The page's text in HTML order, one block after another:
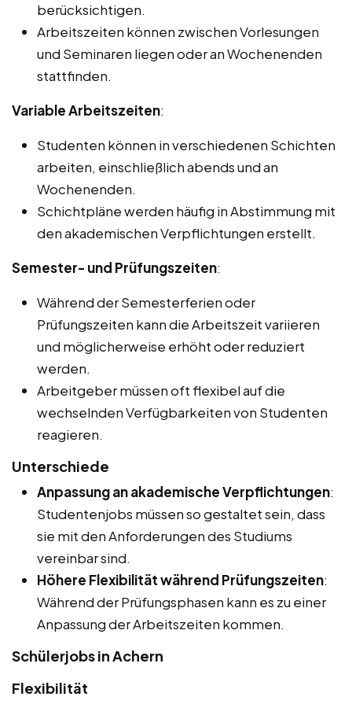
berücksichtigen.
Arbeitszeiten können zwischen Vorlesungen
und Seminaren liegen oder an Wochenenden
stattfinden.
Variable Arbeitszeiten:
Studenten können in verschiedenen Schichten
arbeiten, einschließlich abends und an
Wochenenden.
Schichtpläne werden häufig in Abstimmung mit
den akademischen Verpflichtungen erstellt.
Semester- und Prüfungszeiten:
Während der Semesterferien oder
Prüfungszeiten kann die Arbeitszeit variieren
und möglicherweise erhöht oder reduziert
werden.
Arbeitgeber müssen oft flexibel auf die
wechselnden Verfügbarkeiten von Studenten
reagieren.
Unterschiede
Anpassung an akademische Verpflichtungen:
Studentenjobs müssen so gestaltet sein, dass
sie mit den Anforderungen des Studiums
vereinbar sind.
Höhere Flexibilität während Prüfungszeiten:
Während der Prüfungsphasen kann es zu einer
Anpassung der Arbeitszeiten kommen.
Schülerjobs in Achern
Flexibilität